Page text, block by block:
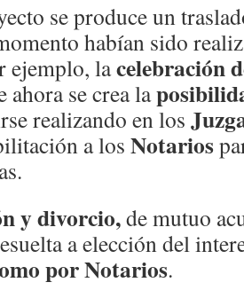
se produce un
habían sido
ejemplo, lacelebración
ahora se crea la
realizando en los
a los Notarios
y divorcio,de mutuo
a elección del
por Notarios.